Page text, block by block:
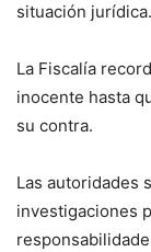
situación jurídica.
La Fiscalía
inocente hasta
su contra.
Las autoridades
investigaciones